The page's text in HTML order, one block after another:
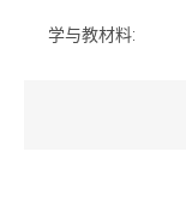
学与教材料: